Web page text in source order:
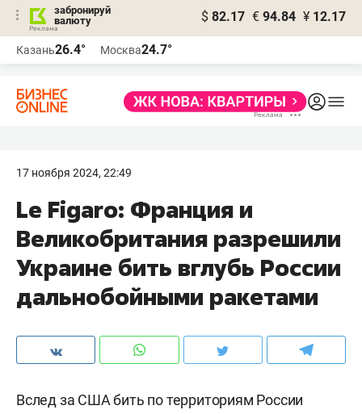
забронируй
валюту
$ 82.17 € 94.84 ¥ 12.17
Казань26.4° Москва24.7°
17 ноября 2024, 22:49
Le Figaro: Франция и
Великобритания разрешили
Украине бить вглубь России
дальнобойными ракетами
Вслед за США бить по территориям России